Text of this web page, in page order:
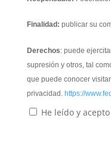
Finalidad: publicar su
Derechos: puede
supresión y otros, tal
que puede conocer
privacidad. https://
He leído y